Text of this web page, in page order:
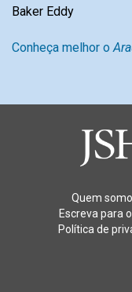
Baker Eddy
Conheça melhor o
Quem
Escreva para
Política de